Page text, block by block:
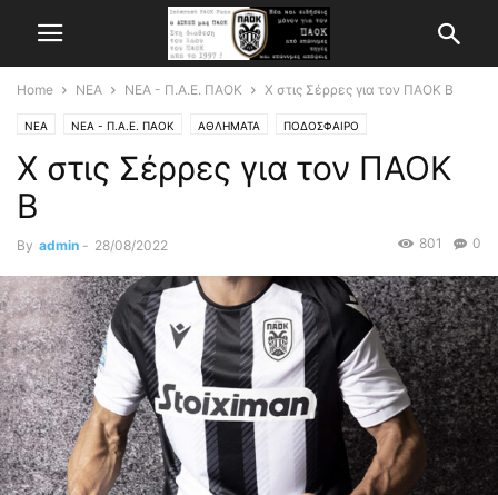
Home ΝΕΑ ΝΕΑ - Π.Α.Ε. ΠΑΟΚ Χ στις Σέρρες για τον ΠΑΟΚ Β
ΝΕΑ ΝΕΑ - Π.Α.Ε. ΠΑΟΚ ΑΘΛΗΜΑΤΑ ΠΟΔΟΣΦΑΙΡΟ
Χ στις Σέρρες για τον ΠΑΟΚ
Β
By admin - 28/08/2022 0
801